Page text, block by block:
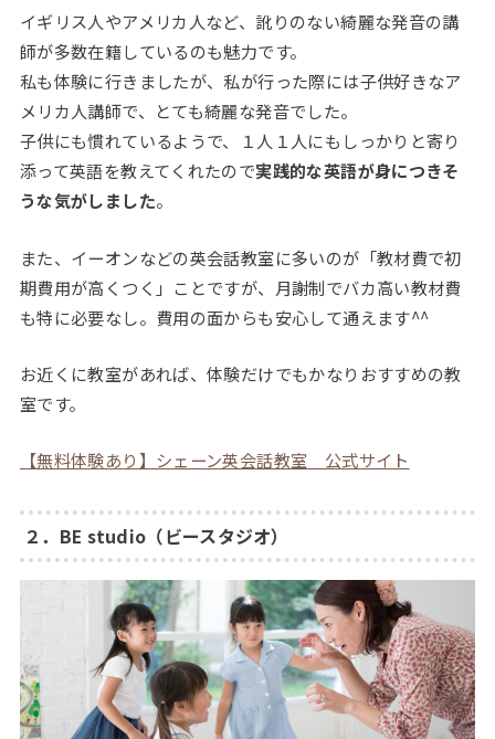
イギリス人やアメリカ人など、訛りのない綺麗な発音の講
師が多数在籍しているのも魅力です。
私も体験に行きましたが、私が行った際には子供好きなア
メリカ人講師で、とても綺麗な発音でした。
子供にも慣れているようで、１人１人にもしっかりと寄り
添って英語を教えてくれたので実践的な英語が身につきそ
うな気がしました。
また、イーオンなどの英会話教室に多いのが「教材費で初
期費用が高くつく」ことですが、月謝制でバカ高い教材費
も特に必要なし。費用の面からも安心して通えます^^
お近くに教室があれば、体験だけでもかなりおすすめの教
室です。
【無料体験あり】シェーン英会話教室 公式サイト
２．BE studio（ビースタジオ）